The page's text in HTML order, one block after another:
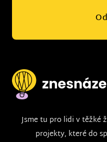
Jsme tu pro lidi v těžké
projekty, které do